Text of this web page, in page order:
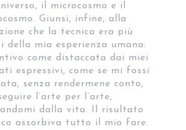
il microcosmo e il
Giunsi, infine, alla
che la tecnica era più
della mia esperienza umana:
come distaccata dai miei
espressivi, come se mi fossi
senza rendermene conto,
l’arte per l’arte,
dalla vita. Il risultato
assorbiva tutto il mio fare.